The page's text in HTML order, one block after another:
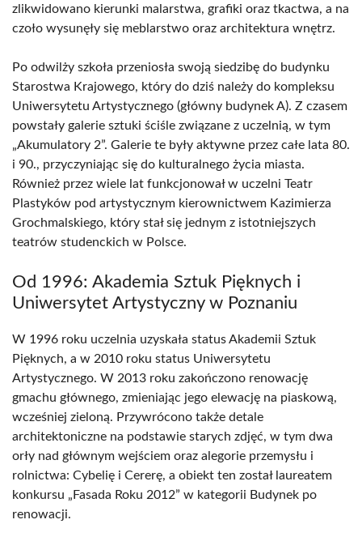
zlikwidowano kierunki malarstwa, grafiki oraz tkactwa, a na
czoło wysunęły się meblarstwo oraz architektura wnętrz.
Po odwilży szkoła przeniosła swoją siedzibę do budynku
Starostwa Krajowego, który do dziś należy do kompleksu
Uniwersytetu Artystycznego (główny budynek A). Z czasem
powstały galerie sztuki ściśle związane z uczelnią, w tym
„Akumulatory 2”. Galerie te były aktywne przez całe lata 80.
i 90., przyczyniając się do kulturalnego życia miasta.
Również przez wiele lat funkcjonował w uczelni Teatr
Plastyków pod artystycznym kierownictwem Kazimierza
Grochmalskiego, który stał się jednym z istotniejszych
teatrów studenckich w Polsce.
Od 1996: Akademia Sztuk Pięknych i
Uniwersytet Artystyczny w Poznaniu
W 1996 roku uczelnia uzyskała status Akademii Sztuk
Pięknych, a w 2010 roku status Uniwersytetu
Artystycznego. W 2013 roku zakończono renowację
gmachu głównego, zmieniając jego elewację na piaskową,
wcześniej zieloną. Przywrócono także detale
architektoniczne na podstawie starych zdjęć, w tym dwa
orły nad głównym wejściem oraz alegorie przemysłu i
rolnictwa: Cybelię i Cererę, a obiekt ten został laureatem
konkursu „Fasada Roku 2012” w kategorii Budynek po
renowacji.